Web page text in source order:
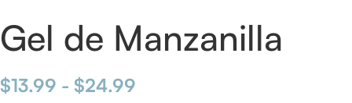
Gel de Manzanilla
$13.99 - $24.99